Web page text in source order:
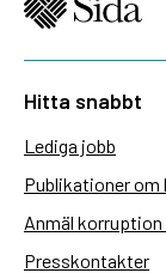
Hitta snabbt
Lediga jobb
Publikationer om
Anmäl
Presskontakter